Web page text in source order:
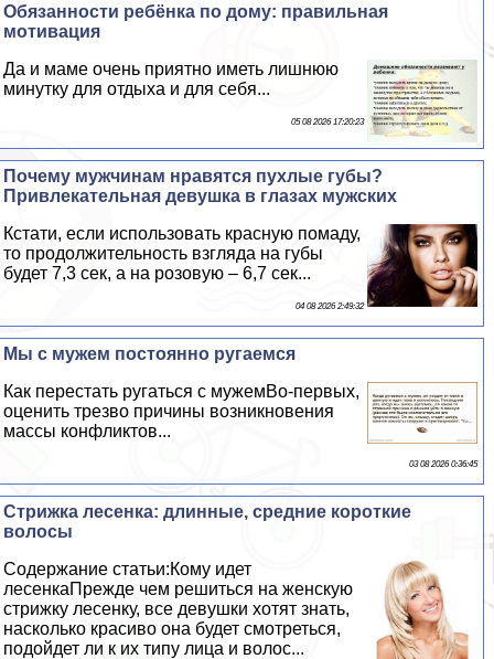
Обязанности ребёнка по дому: правильная
мотивация
Да и маме очень приятно иметь лишнюю
минутку для отдыха и для себя...
05 08 2026 17:20:23
Почему мужчинам нравятся пухлые губы?
Привлекательная дeвyшка в глазах мужских
Кстати, если использовать красную помаду,
то продолжительность взгляда на губы
будет 7,3 сек, а на розовую – 6,7 сек...
04 08 2026 2:49:32
Мы с мужем постоянно ругаемся
Как перестать ругаться с мужемВо-первых,
оценить трезво причины возникновения
массы конфликтов...
03 08 2026 0:36:45
Стрижка лесенка: длинные, средние короткие
волосы
Содержание статьи:Кому идет
лесенкаПрежде чем решиться на женскую
стрижку лесенку, все дeвyшки хотят знать,
насколько красиво она будет смотреться,
подойдет ли к их типу лица и волос...